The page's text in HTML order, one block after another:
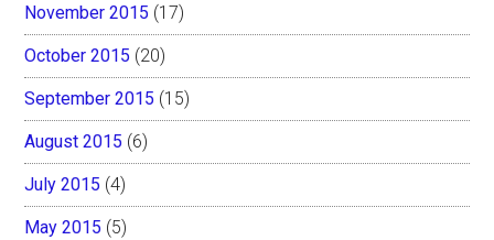
November 2015 (17)
October 2015 (20)
September 2015 (15)
August 2015 (6)
July 2015 (4)
May 2015 (5)